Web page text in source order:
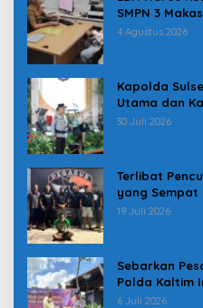
SMPN 3
Pindah
4 Agustus 2026
Kapolda
Utama dan
Karolog dan
30 Juli 2026
Terlibat
yang Sempat
Tim
19 Juli 2026
Sebarkan
Polda Kaltim
Spanduk
6 Juli 2026